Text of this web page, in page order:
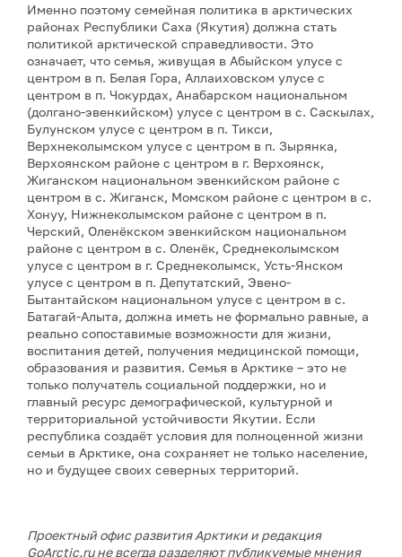
Именно поэтому семейная политика в арктических
районах Республики Саха (Якутия) должна стать
политикой арктической справедливости. Это
означает, что семья, живущая в Абыйском улусе с
центром в п. Белая Гора, Аллаиховском улусе с
центром в п. Чокурдах, Анабарском национальном
(долгано-эвенкийском) улусе с центром в с. Саскылах,
Булунском улусе с центром в п. Тикси,
Верхнеколымском улусе с центром в п. Зырянка,
Верхоянском районе с центром в г. Верхоянск,
Жиганском национальном эвенкийском районе с
центром в с. Жиганск, Момском районе с центром в с.
Хонуу, Нижнеколымском районе с центром в п.
Черский, Оленёкском эвенкийском национальном
районе с центром в с. Оленёк, Среднеколымском
улусе с центром в г. Среднеколымск, Усть-Янском
улусе с центром в п. Депутатский, Эвено-
Бытантайском национальном улусе с центром в с.
Батагай-Алыта, должна иметь не формально равные, а
реально сопоставимые возможности для жизни,
воспитания детей, получения медицинской помощи,
образования и развития. Семья в Арктике – это не
только получатель социальной поддержки, но и
главный ресурс демографической, культурной и
территориальной устойчивости Якутии. Если
республика создаёт условия для полноценной жизни
семьи в Арктике, она сохраняет не только население,
но и будущее своих северных территорий.
Проектный офис развития Арктики и редакция
GoArctic.ru не всегда разделяют публикуемые мнения